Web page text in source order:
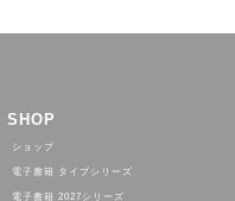
SHOP
ショップ
電子書籍 タイプシリーズ
電子書籍 2027シリーズ